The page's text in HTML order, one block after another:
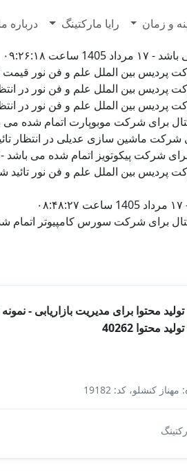
و زمان رایا مارکتینگ درباره
۰۹:۲۶:۱۸
الملل علم و فن نور قیمت گذاری شده می باشد -
الملل علم و فن نور در انتظار بررسی می باشد -
الملل علم و فن نور در انتظار تائید ویراستار
موبوپارت اتمام شده می باشد - ۱۷ مرداد 1405
سازی عدیلی در انتظار تائید ویراستار می باشد -
اتمام شده می باشد - ۱۷ مرداد 1405 ساعت ۰۸:۵۲:۲۵
شرکت سورس کامپیوتر اتمام شده می باشد - ۱۷ مرداد
تولید محتوا برای مدیریت بازاریابی - نمونه
تولید محتوا 40262
کنشلو، کد: 19182